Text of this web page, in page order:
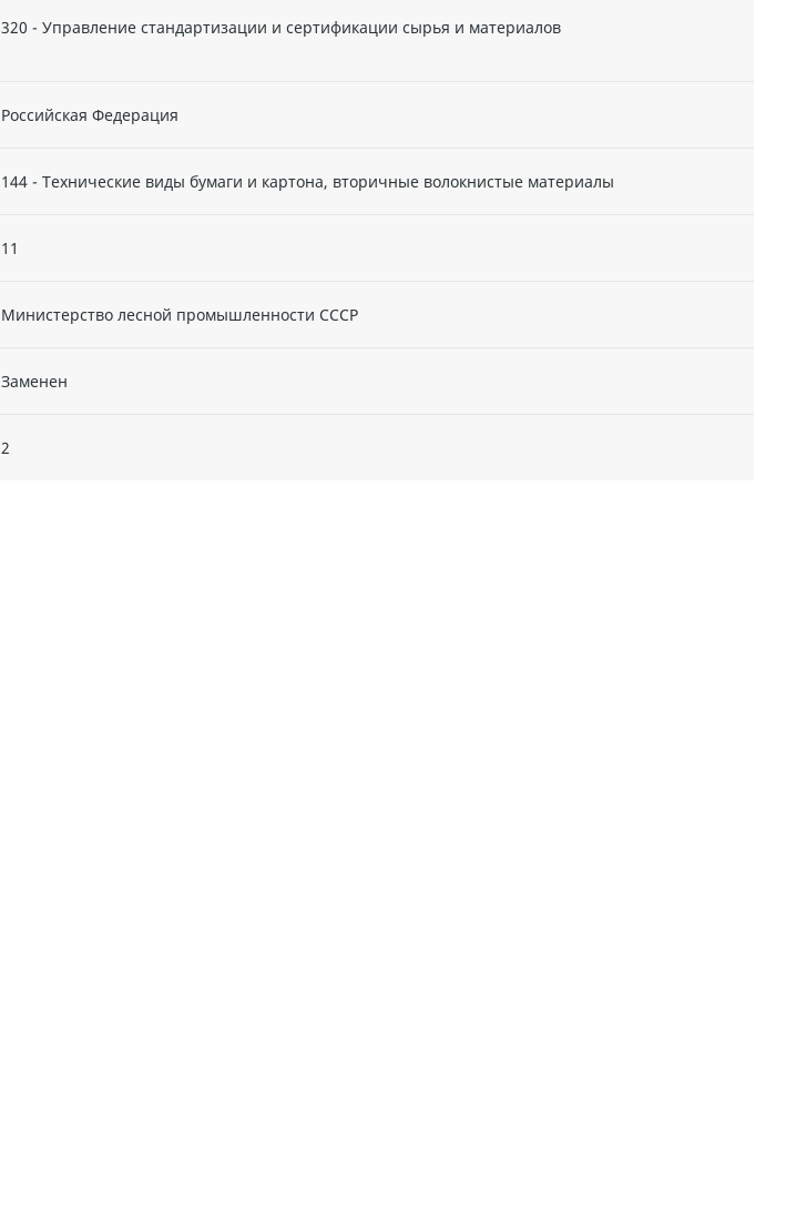
320 - Управление стандартизации и сертификации сырья и материалов
Российская Федерация
144 - Технические виды бумаги и картона, вторичные волокнистые материалы
11
Министерство лесной промышленности СССР
Заменен
2